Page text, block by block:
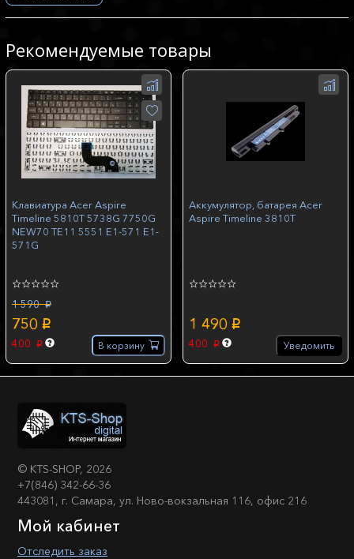
Рекомендуемые товары
Клавиатура Acer Aspire
Timeline 5810T 5738G 7750G
NEW70 TE11 5551 E1-571 E1-
571G
1 590 p
750 p
400 p В корзину
Аккумулятор, батарея Acer
Aspire Timeline 3810T
1 490 p
400 p Уведомить
© KTS-SHOP, 2026
+7(846) 342-66-36
443081, г. Самара, ул. Ново-вокзальная 116, офис 216
Мой кабинет
Отследить заказ